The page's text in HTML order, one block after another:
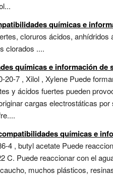
químicas e
cloruros ácidos,
clorados ....
químicas e información de
20-7 , Xilol , Xylene Puede
y ácidos fuertes pueden
cargas electrostáticas
químicas e
4 , butyl acetate Puede
C. Puede reaccionar con el
muchos plásticos,